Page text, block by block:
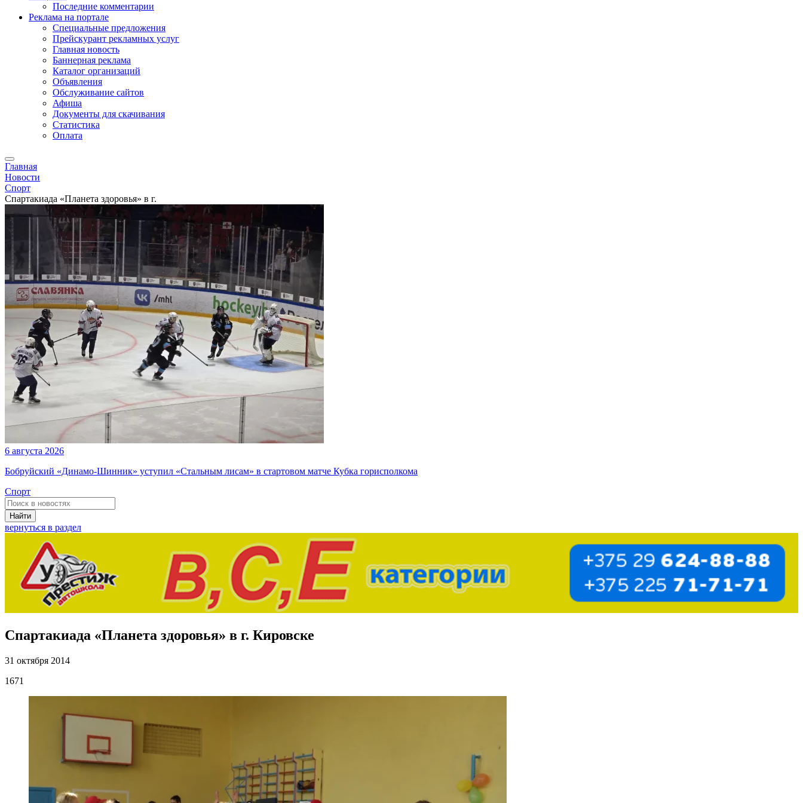
Последние комментарии
Реклама на портале
Специальные предложения
Прейскурант рекламных услуг
Главная новость
Баннерная реклама
Каталог организаций
Объявления
Обслуживание сайтов
Афиша
Документы для скачивания
Статистика
Оплата
Главная
Новости
Спорт
Спартакиада «Планета здоровья» в г.
6 августа 2026
Бобруйский «Динамо-Шинник» уступил «Стальным лисам» в стартовом матче Кубка горисполкома
Спорт
Найти
вернуться в раздел
Спартакиада «Планета здоровья» в г. Кировске
31 октября 2014
1671